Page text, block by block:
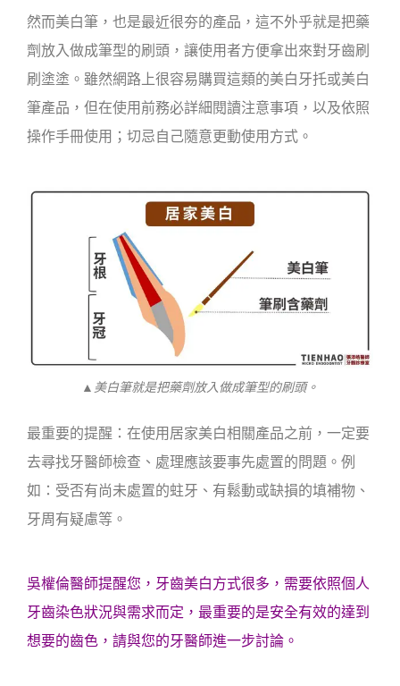
然而美白筆，也是最近很夯的產品，這不外乎就是把藥
劑放入做成筆型的刷頭，讓使用者方便拿出來對牙齒刷
刷塗塗。雖然網路上很容易購買這類的美白牙托或美白
筆產品，但在使用前務必詳細閱讀注意事項，以及依照
操作手冊使用；切忌自己隨意更動使用方式。
▲美白筆就是把藥劑放入做成筆型的刷頭。
最重要的提醒：在使用居家美白相關產品之前，一定要
去尋找牙醫師檢查、處理應該要事先處置的問題。例
如：受否有尚未處置的蛀牙、有鬆動或缺損的填補物、
牙周有疑慮等。
吳權倫醫師提醒您，牙齒美白方式很多，需要依照個人
牙齒染色狀況與需求而定，最重要的是安全有效的達到
想要的齒色，請與您的牙醫師進一步討論。